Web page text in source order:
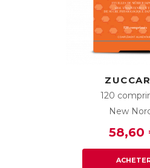
120
New
58,60